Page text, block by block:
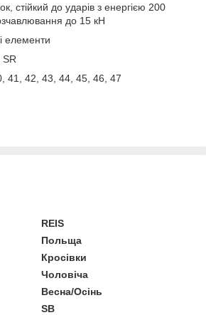
стійкий до ударів з енергією 200
до 15 кН
елементи
SR
41, 42, 43, 44, 45, 46, 47
REIS
Польща
Кросівки
Чоловіча
Весна/Осінь
SB